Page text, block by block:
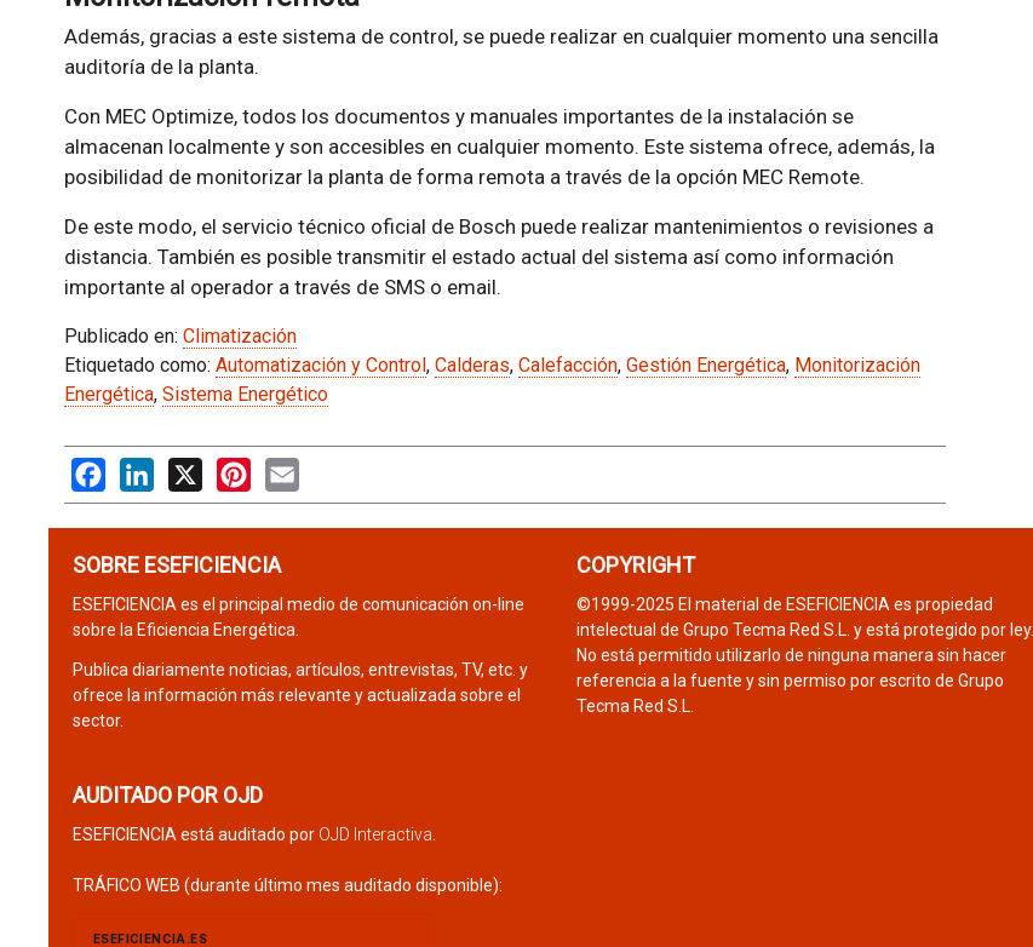
Además, gracias a este sistema de control, se puede realizar en cualquier momento una sencilla
auditoría de la planta.
Con MEC Optimize, todos los documentos y manuales importantes de la instalación se
almacenan localmente y son accesibles en cualquier momento. Este sistema ofrece, además, la
posibilidad de monitorizar la planta de forma remota a través de la opción MEC Remote.
De este modo, el servicio técnico oficial de Bosch puede realizar mantenimientos o revisiones a
distancia. También es posible transmitir el estado actual del sistema así como información
importante al operador a través de SMS o email.
Publicado en: Climatización
Etiquetado como: Automatización y Control, Calderas, Calefacción, Gestión Energética, Monitorización
Energética, Sistema Energético
FacebookLinkedIn
X PinterestEmail
SOBRE ESEFICIENCIA
ESEFICIENCIA es el principal medio de comunicación on-line
sobre la Eficiencia Energética.
Publica diariamente noticias, artículos, entrevistas, TV, etc. y
ofrece la información más relevante y actualizada sobre el
sector.
AUDITADO POR OJD
ESEFICIENCIA está auditado por OJD Interactiva
TRÁFICO WEB (durante último mes auditado disponible):
COPYRIGHT
©1999-2025 El material de ESEFICIENCIA es propiedad
intelectual de Grupo Tecma Red S.L. y está protegido por ley.
No está permitido utilizarlo de ninguna manera sin hacer
referencia a la fuente y sin permiso por escrito de Grupo
Tecma Red S.L.